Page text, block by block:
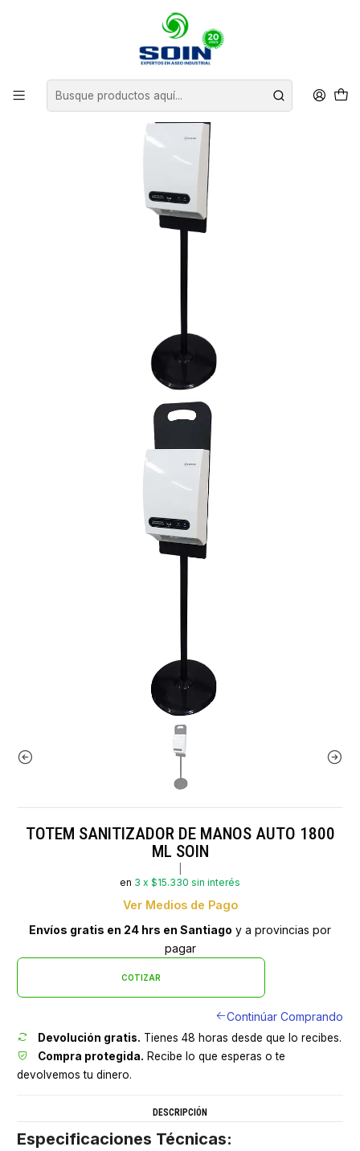
EQUIPOS DE ASEO
TOTEM SANITIZADOR DE MANOS AUTO 1800 ML SOIN
TOTEM SANITIZADOR DE MANOS AUTO 1800
ML SOIN
en 3 x $15.330 sin interés
Ver Medios de Pago
Envíos gratis en 24 hrs en Santiago y a provincias por
pagar
COTIZAR
Continúar Comprando
Devolución gratis. Tienes 48 horas desde que lo recibes.
Compra protegida. Recibe lo que esperas o te
devolvemos tu dinero.
DESCRIPCIÓN
Especificaciones Técnicas: